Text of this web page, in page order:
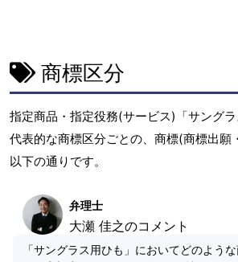
商標区分
指定商品・指定役務(サービス)「サング
代表的な商標区分ごとの、商標(商標出願
以下の通りです。
弁理士
大瀬 佳之のコメント
「サングラス用ひも」においてどのよう